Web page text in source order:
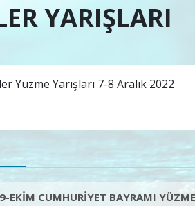
YARIŞLARI
Yüzme Yarışları 7-8 Aralık 2022
EKİM CUMHURİYET BAYRAMI YÜZME